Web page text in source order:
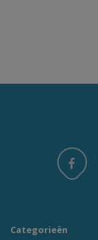
Categorieën